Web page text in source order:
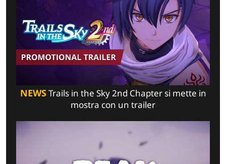
NEWSTrails in the Sky 2nd Chapter si mette in
mostra con un trailer